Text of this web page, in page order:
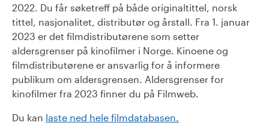
2022. Du får søketreff på både originaltittel, norsk
tittel, nasjonalitet, distributør og årstall. Fra 1. januar
2023 er det filmdistributørene som setter
aldersgrenser på kinofilmer i Norge. Kinoene og
filmdistributørene er ansvarlig for å informere
publikum om aldersgrensen. Aldersgrenser for
kinofilmer fra 2023 finner du på Filmweb.
Du kan laste ned hele filmdatabasen.